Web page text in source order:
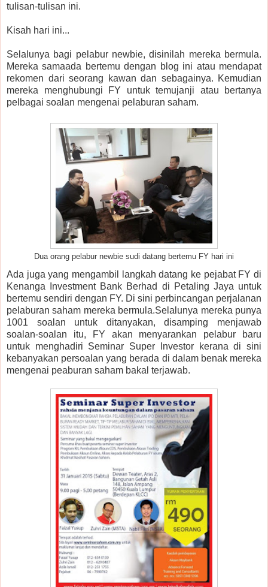
tulisan-tulisan ini.
Kisah hari ini...
Selalunya bagi pelabur newbie, disinilah mereka bermula.
Mereka samaada bertemu dengan blog ini atau mendapat
rekomen dari seorang kawan dan sebagainya. Kemudian
mereka menghubungi FY untuk temujanji atau bertanya
pelbagai soalan mengenai pelaburan saham.
Dua orang pelabur newbie sudi datang bertemu FY hari ini
Ada juga yang mengambil langkah datang ke pejabat FY di
Kenanga Investment Bank Berhad di Petaling Jaya untuk
bertemu sendiri dengan FY. Di sini perbincangan perjalanan
pelaburan saham mereka bermula.Selalunya mereka punya
1001 soalan untuk ditanyakan, disamping menjawab
soalan-soalan itu, FY akan menyarankan pelabur baru
untuk menghadiri Seminar Super Investor kerana di sini
kebanyakan persoalan yang berada di dalam benak mereka
mengenai peaburan saham bakal terjawab.